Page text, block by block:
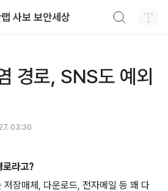
사보 보안세상
경로, SNS도 예외
03:30
라고?
저장매체, 다운로드, 전자메일 등 꽤 다